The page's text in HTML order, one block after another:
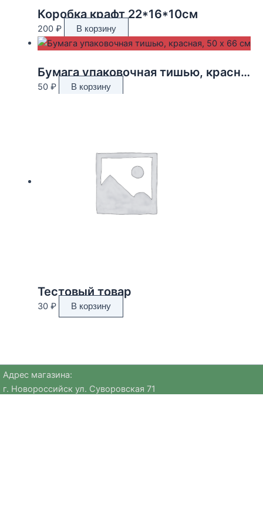
Коробка крафт 22*16*10см
200 ₽ В корзину
Бумага упаковочная тишью, красная, 50 х 66 см
50 ₽ В корзину
Тестовый товар
30 ₽ В корзину
Адрес магазина:
г. Новороссийск ул. Суворовская 71